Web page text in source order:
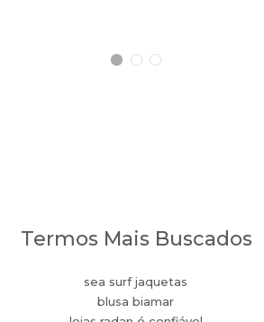
Termos Mais Buscados
sea surf jaquetas
blusa biamar